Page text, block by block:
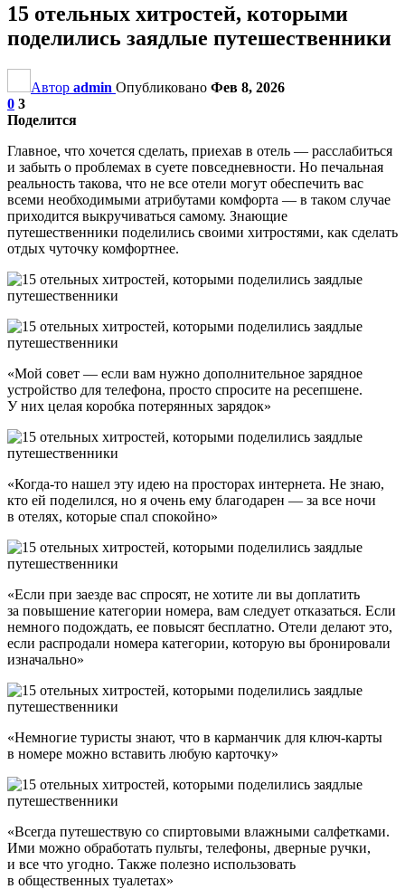
15 отельных хитростей, которыми
поделились заядлые путешественники
Автор admin Опубликовано Фев 8, 2026
0 3
Поделится
Главное, что хочется сделать, приехав в отель — расслабиться
и забыть о проблемах в суете повседневности. Но печальная
реальность такова, что не все отели могут обеспечить вас
всеми необходимыми атрибутами комфорта — в таком случае
приходится выкручиваться самому. Знающие
путешественники поделились своими хитростями, как сделать
отдых чуточку комфортнее.
«Мой совет — если вам нужно дополнительное зарядное
устройство для телефона, просто спросите на ресепшене.
У них целая коробка потерянных зарядок»
«Когда-то нашел эту идею на просторах интернета. Не знаю,
кто ей поделился, но я очень ему благодарен — за все ночи
в отелях, которые спал спокойно»
«Если при заезде вас спросят, не хотите ли вы доплатить
за повышение категории номера, вам следует отказаться. Если
немного подождать, ее повысят бесплатно. Отели делают это,
если распродали номера категории, которую вы бронировали
изначально»
«Немногие туристы знают, что в карманчик для ключ-карты
в номере можно вставить любую карточку»
«Всегда путешествую со спиртовыми влажными салфетками.
Ими можно обработать пульты, телефоны, дверные ручки,
и все что угодно. Также полезно использовать
в общественных туалетах»